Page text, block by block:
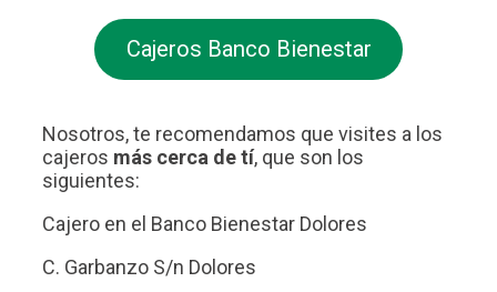
Cajeros Banco Bienestar
Nosotros, te recomendamos que visites a los
cajeros más cerca de tí, que son los
siguientes:
Cajero en el Banco Bienestar Dolores
C. Garbanzo S/n Dolores